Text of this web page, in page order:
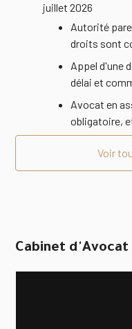
juillet 2026
Autorité
droits sont
Appel d'une
délai et
Avocat en
obligatoire,
Voir
Cabinet d'Avocat